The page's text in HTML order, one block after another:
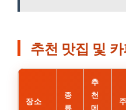
추천 맛집 및
장소
종
류
추
천
메